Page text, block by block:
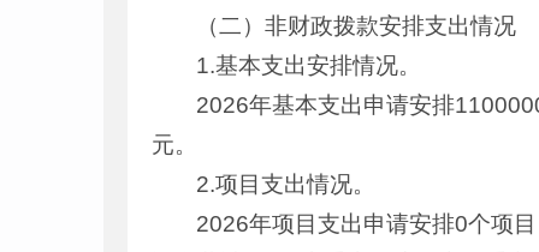
（二）非财政拨款安排支出情况
1.基本支出安排情况。
2026年基本支出申请安排
元。
2.项目支出情况。
2026年项目支出申请安排0个项